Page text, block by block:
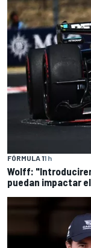
FÓRMULA 11 h
Wolff:
puedan impactar